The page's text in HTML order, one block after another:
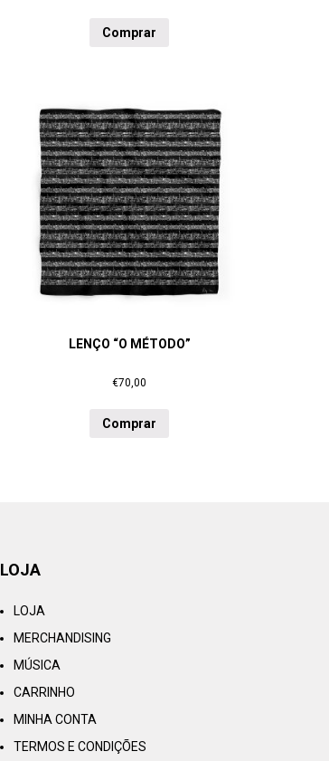
Comprar
LENÇO “O MÉTODO”
€70,00
Comprar
LOJA
LOJA
MERCHANDISING
MÚSICA
CARRINHO
MINHA CONTA
TERMOS E CONDIÇÕES